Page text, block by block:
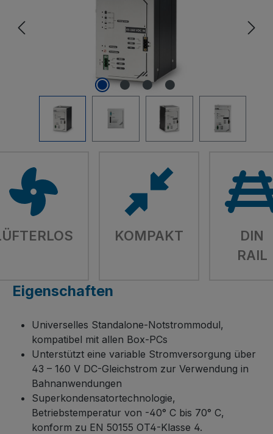
KOMPAKT
DIN
RAIL
Eigenschaften
Universelles Standalone-Notstrommodul,
kompatibel mit allen Box-PCs
Unterstützt eine variable Stromversorgung über
43 – 160 V DC-Gleichstrom zur Verwendung in
Bahnanwendungen
Superkondensatortechnologie,
Betriebstemperatur von -40° C bis 70° C,
konform zu EN 50155 OT4-Klasse 4.